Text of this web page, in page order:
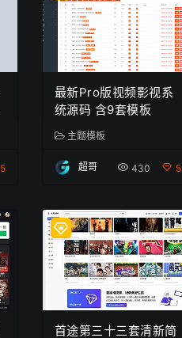
5
最新Pro版视频影视系
统源码 含9套模板
主题模板
超哥 430 5
首途第三十三套清新简